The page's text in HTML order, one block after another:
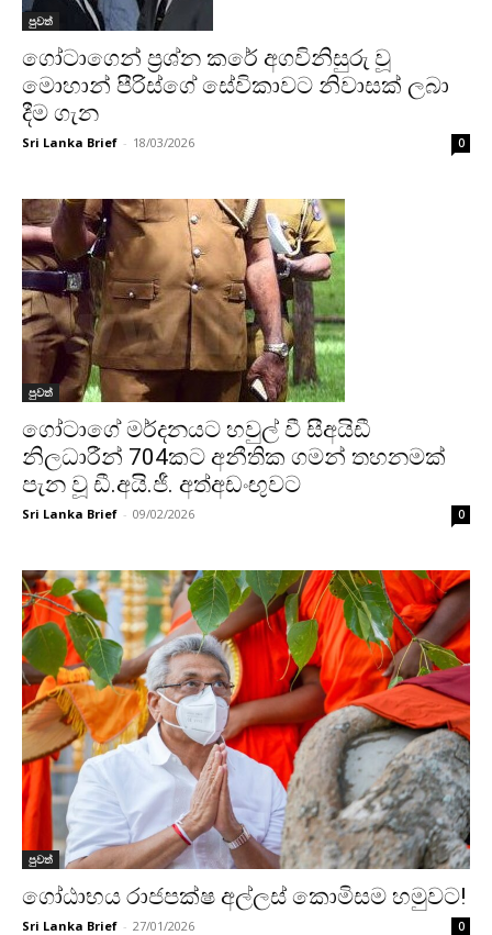
පුවත්
ගෝටාගෙන් ප්‍රශ්න කරේ අගවිනිසුරු වූ
මොහාන් පීරිස්ගේ සේවිකාවට නිවාසක් ලබා
දීම ගැන
Sri Lanka Brief - 18/03/2026 0
පුවත්
ගෝටාගේ මර්දනයට හවුල් වී සීඅයිඩී
නිලධාරීන් 704කට අනීතික ගමන් තහනමක්
පැන වූ ඩී.අයි.ජී. අත්අඩංඟුවට
Sri Lanka Brief - 09/02/2026 0
පුවත්
ගෝඨාභය රාජපක්ෂ අල්ලස් කොමිසම හමුවට!
Sri Lanka Brief - 27/01/2026 0